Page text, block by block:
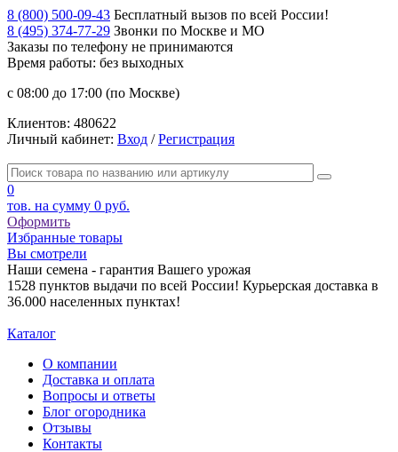
8 (800) 500-09-43 Бесплатный вызов по всей России!
8 (495) 374-77-29 Звонки по Москве и МО
Заказы по телефону не принимаются
Время работы: без выходных
с 08:00 до 17:00 (по Москве)
Клиентов: 480622
Личный кабинет: Вход /Регистрация
0
тов. на сумму 0 руб.
Оформить
Избранные товары
Вы смотрели
Наши семена - гарантия Вашего урожая
1528 пунктов выдачи по всей России! Курьерская доставка в
36.000 населенных пунктах!
Каталог
О компании
Доставка и оплата
Вопросы и ответы
Блог огородника
Отзывы
Контакты